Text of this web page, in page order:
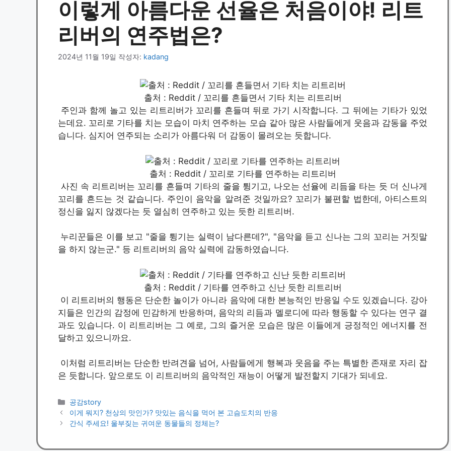
이렇게 아름다운 선율은 처음이야! 리트
리버의 연주법은?
2024년 11월 19일 작성자: kadang
출처 : Reddit / 꼬리를 흔들면서 기타 치는 리트리버
주인과 함께 놀고 있는 리트리버가 꼬리를 흔들며 뒤로 가기 시작합니다. 그 뒤에는 기타가 있었
는데요. 꼬리로 기타를 치는 모습이 마치 연주하는 모습 같아 많은 사람들에게 웃음과 감동을 주었
습니다. 심지어 연주되는 소리가 아름다워 더 감동이 몰려오는 듯합니다.
출처 : Reddit / 꼬리로 기타를 연주하는 리트리버
사진 속 리트리버는 꼬리를 흔들며 기타의 줄을 튕기고, 나오는 선율에 리듬을 타는 듯 더 신나게
꼬리를 흔드는 것 같습니다. 주인이 음악을 알려준 것일까요? 꼬리가 불편할 법한데, 아티스트의
정신을 잃지 않겠다는 듯 열심히 연주하고 있는 듯한 리트리버.
누리꾼들은 이를 보고 "줄을 튕기는 실력이 남다른데?", "음악을 듣고 신나는 그의 꼬리는 거짓말
을 하지 않는군." 등 리트리버의 음악 실력에 감동하였습니다.
출처 : Reddit / 기타를 연주하고 신난 듯한 리트리버
이 리트리버의 행동은 단순한 놀이가 아니라 음악에 대한 본능적인 반응일 수도 있겠습니다. 강아
지들은 인간의 감정에 민감하게 반응하며, 음악의 리듬과 멜로디에 따라 행동할 수 있다는 연구 결
과도 있습니다. 이 리트리버는 그 예로, 그의 즐거운 모습은 많은 이들에게 긍정적인 에너지를 전
달하고 있으니까요.
이처럼 리트리버는 단순한 반려견을 넘어, 사람들에게 행복과 웃음을 주는 특별한 존재로 자리 잡
은 듯합니다. 앞으로도 이 리트리버의 음악적인 재능이 어떻게 발전할지 기대가 되네요.
카
테
고
공감story
이게 뭐지? 천상의 맛인가? 맛있는 음식을 먹어 본 고슴도치의 반응
간식 주세요! 울부짖는 귀여운 동물들의 정체는?